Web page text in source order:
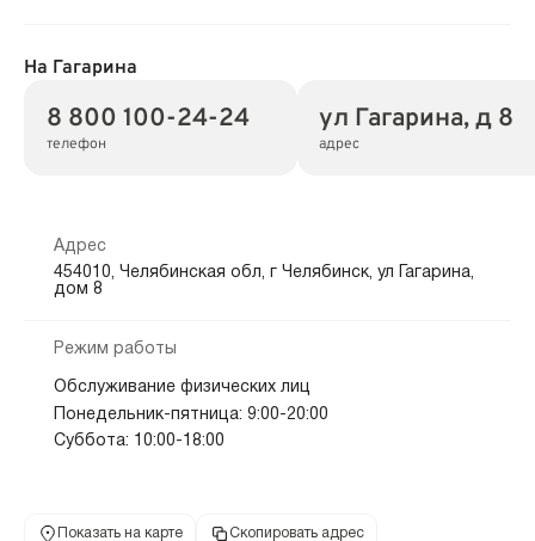
На Гагарина
8 800 100-24-24
телефон
ул Гагарина, д 8
адрес
Адрес
454010, Челябинская обл, г Челябинск, ул Гагарина,
дом 8
Режим работы
Обслуживание физических лиц
Понедельник-пятница: 9:00-20:00
Суббота: 10:00-18:00
Показать на карте Скопировать адрес